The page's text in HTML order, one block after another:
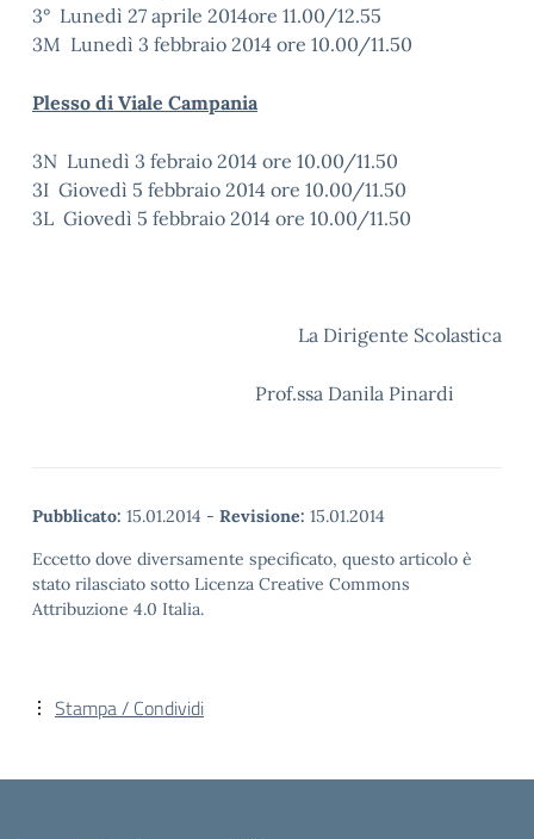
3° Lunedì 27 aprile 2014ore 11.00/12.55
3M Lunedì 3 febbraio 2014 ore 10.00/11.50
Plesso di Viale Campania
3N Lunedì 3 febraio 2014 ore 10.00/11.50
3I Giovedì 5 febbraio 2014 ore 10.00/11.50
3L Giovedì 5 febbraio 2014 ore 10.00/11.50
La Dirigente Scolastica
Prof.ssa Danila Pinardi
Pubblicato: 15.01.2014 - Revisione: 15.01.2014
Eccetto dove diversamente specificato, questo articolo è
stato rilasciato sotto Licenza Creative Commons
Attribuzione 4.0 Italia.
Stampa / Condividi